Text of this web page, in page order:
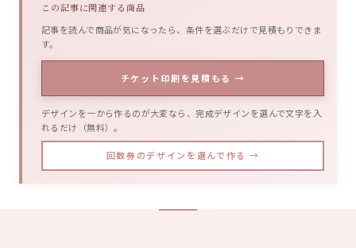
この記事に関連する商品
記事を読んで商品が気になったら、条件を選ぶだけで見積もりできま
す。
チケット印刷を見積もる →
デザインを一から作るのが大変なら、完成デザインを選んで文字を入
れるだけ（無料）。
回数券のデザインを選んで作る →